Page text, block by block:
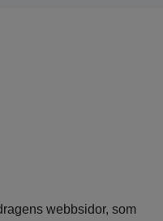
webbsidor, som